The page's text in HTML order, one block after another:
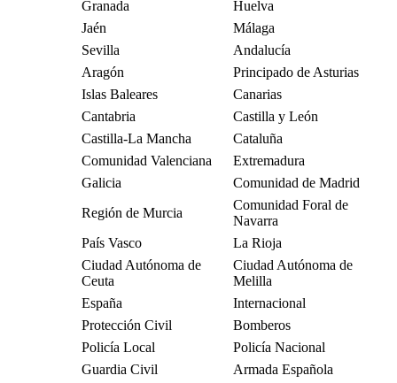
Granada
Huelva
Jaén
Málaga
Sevilla
Andalucía
Aragón
Principado de Asturias
Islas Baleares
Canarias
Cantabria
Castilla y León
Castilla-La Mancha
Cataluña
Comunidad Valenciana
Extremadura
Galicia
Comunidad de Madrid
Región de Murcia
Comunidad Foral de
Navarra
País Vasco
La Rioja
Ciudad Autónoma de
Ceuta
Ciudad Autónoma de
Melilla
España
Internacional
Protección Civil
Bomberos
Policía Local
Policía Nacional
Guardia Civil
Armada Española